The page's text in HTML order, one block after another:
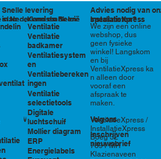
STAAN
Snelle levering
in Nederland en België
Advies nodig van
specialisten?
slag
Kennisbank en
tools
Ventilatie
Ventilatie
badkamer
Ventilatiesystem
en
Ventilatiebereken
ingen
Ventilatie
selectietools
Digitale
luchtschuif
Mollier diagram
ERP
Energielabels
We zijn een online
webshop, dus
geen fysieke
winkel! Langskom
en bij
VentilatieXpress ka
n alleen door
vooraf een
afspraak te
maken.
VentilatieXpress /
InstallatieXpress
Boeg 32
7891 MR
Klazienaveen
InstallatieXpress
Volg ons
Inschrijven
nieuwsbrief